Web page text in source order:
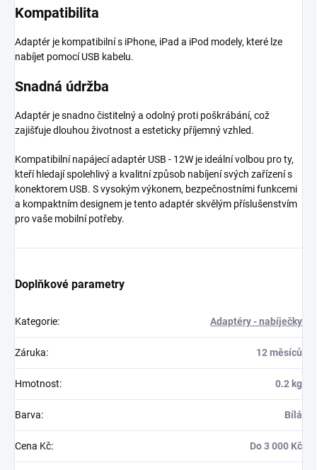
Kompatibilita
Adaptér je kompatibilní s iPhone, iPad a iPod modely, které lze
nabíjet pomocí USB kabelu.
Snadná údržba
Adaptér je snadno čistitelný a odolný proti poškrábání, což
zajišťuje dlouhou životnost a esteticky příjemný vzhled.
Kompatibilní napájecí adaptér USB - 12W je ideální volbou pro ty,
kteří hledají spolehlivý a kvalitní způsob nabíjení svých zařízení s
konektorem USB. S vysokým výkonem, bezpečnostními funkcemi
a kompaktním designem je tento adaptér skvělým příslušenstvím
pro vaše mobilní potřeby.
Doplňkové parametry
Kategorie: Adaptéry - nabíječky
Záruka: 12 měsíců
Hmotnost: 0.2 kg
Barva: Bílá
Cena Kč: Do 3 000 Kč